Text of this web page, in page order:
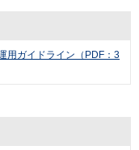
用ガイドライン（PDF：3